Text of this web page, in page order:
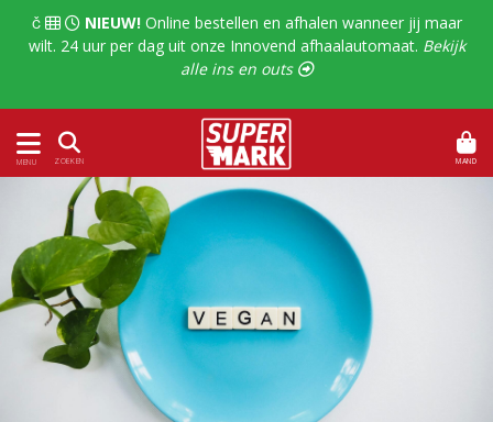
   NIEUW!Online bestellen en afhalen wanneer jij maar
wilt. 24 uur per dag uit onze Innovend afhaalautomaat. Bekijk
alle ins en outs 
MENU ZOEKEN MAND